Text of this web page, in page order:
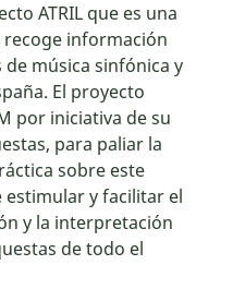
ATRIL que es una
recoge información
música sinfónica y
El proyecto
por iniciativa de su
para paliar la
sobre este
estimular y facilitar el
y la interpretación
de todo el